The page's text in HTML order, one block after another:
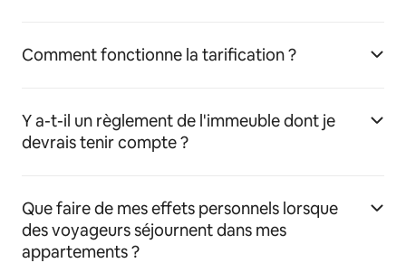
Comment fonctionne la tarification ?
Y a-t-il un règlement de l'immeuble dont je
devrais tenir compte ?
Que faire de mes effets personnels lorsque
des voyageurs séjournent dans mes
appartements ?